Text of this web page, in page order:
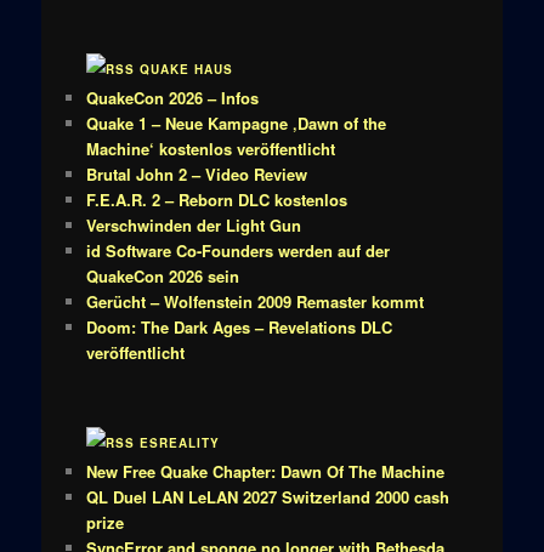
QUAKE HAUS
QuakeCon 2026 – Infos
Quake 1 – Neue Kampagne ‚Dawn of the
Machine‘ kostenlos veröffentlicht
Brutal John 2 – Video Review
F.E.A.R. 2 – Reborn DLC kostenlos
Verschwinden der Light Gun
id Software Co-Founders werden auf der
QuakeCon 2026 sein
Gerücht – Wolfenstein 2009 Remaster kommt
Doom: The Dark Ages – Revelations DLC
veröffentlicht
ESREALITY
New Free Quake Chapter: Dawn Of The Machine
QL Duel LAN LeLAN 2027 Switzerland 2000 cash
prize